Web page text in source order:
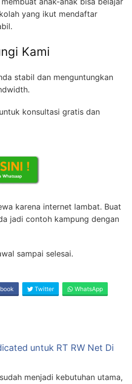
yang ikut mendaftar
Kami
stabil dan menguntungkan
konsultasi gratis dan
karena internet lambat. Buat
jadi contoh kampung dengan
sampai selesai.
Twitter WhatsApp
untuk RT RW Net Di
menjadi kebutuhan utama,